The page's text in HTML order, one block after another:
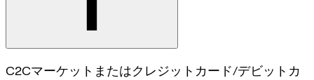
C2Cマーケットまたはクレジットカード/デビットカ